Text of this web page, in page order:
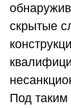
скрытые
Под